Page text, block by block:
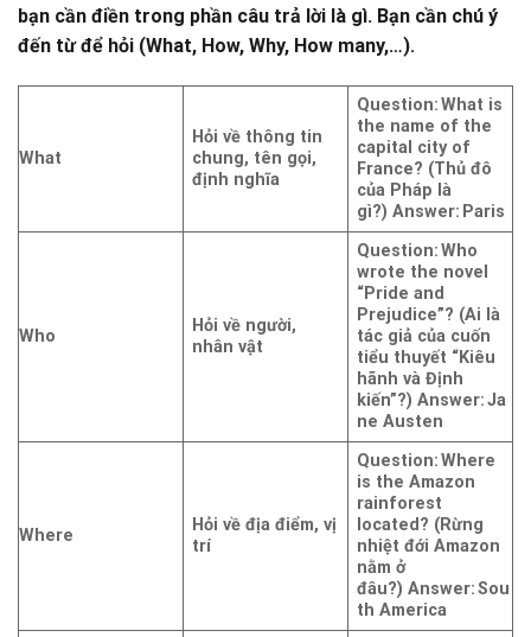
bạn cần điền trong phần câu trả lời là gì. Bạn cần chú ý
đến từ để hỏi (What, How, Why, How many,…).
What
Hỏi về thông tin
chung, tên gọi,
định nghĩa
Question: What is
the name of the
capital city of
France? (Thủ đô
của Pháp là
gì?) Answer: Paris
Who
Hỏi về người,
nhân vật
Question: Who
wrote the novel
“Pride and
Prejudice”? (Ai là
tác giả của cuốn
tiểu thuyết “Kiêu
hãnh và Định
kiến”?) Answer: Ja
ne Austen
Where
Hỏi về địa điểm, vị
trí
Question: Where
is the Amazon
rainforest
located? (Rừng
nhiệt đới Amazon
nằm ở
đâu?) Answer: Sou
th America